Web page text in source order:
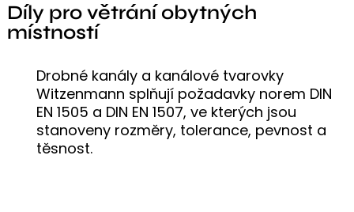
Díly pro větrání obytných
místností
Drobné kanály a kanálové tvarovky
Witzenmann splňují požadavky norem DIN
EN 1505 a DIN EN 1507, ve kterých jsou
stanoveny rozměry, tolerance, pevnost a
těsnost.